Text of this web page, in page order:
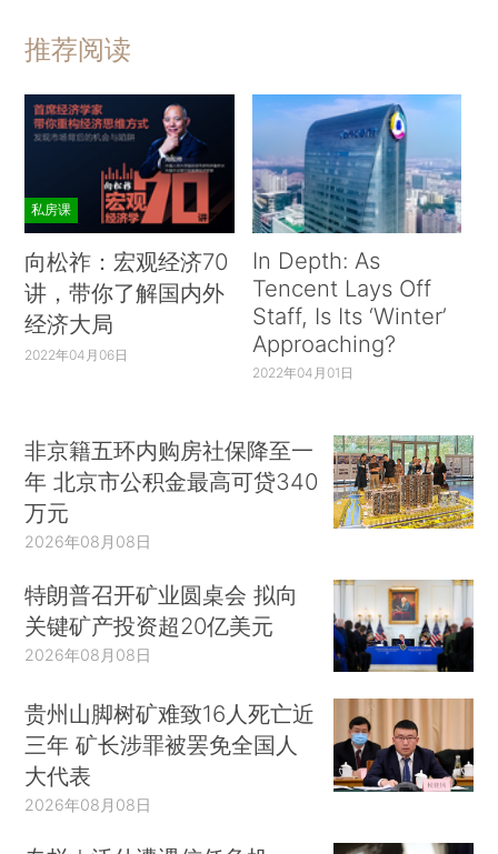
推荐阅读
私房课
向松祚：宏观经济70
讲，带你了解国内外
经济大局
2022年04月06日
In Depth: As
Tencent Lays Off
Staff, Is Its ‘Winter’
Approaching?
2022年04月01日
非京籍五环内购房社保降至一
年 北京市公积金最高可贷340
万元
2026年08月08日
特朗普召开矿业圆桌会 拟向
关键矿产投资超20亿美元
2026年08月08日
贵州山脚树矿难致16人死亡近
三年 矿长涉罪被罢免全国人
大代表
2026年08月08日